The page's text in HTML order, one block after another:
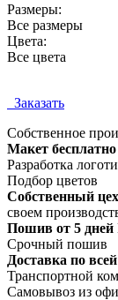
Размеры:
Все размеры
Цвета:
Все цвета
Заказать
Собственное
Макет бесплатно
Разработка
Подбор цветов
Собственный цех
своем
Пошив от 5 дней
Срочный пошив
Доставка по
Транспортной
Самовывоз из